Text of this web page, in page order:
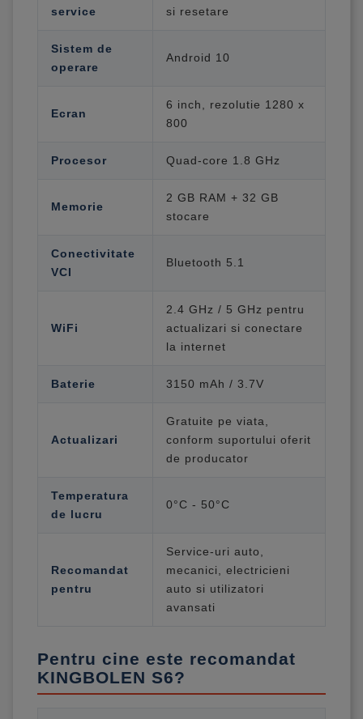
service
si resetare
Sistem de
operare
Android 10
Ecran
6 inch, rezolutie 1280 x
800
Procesor Quad-core 1.8 GHz
Memorie
2 GB RAM + 32 GB
stocare
Conectivitate
VCI
Bluetooth 5.1
WiFi
2.4 GHz / 5 GHz pentru
actualizari si conectare
la internet
Baterie 3150 mAh / 3.7V
Actualizari
Gratuite pe viata,
conform suportului oferit
de producator
Temperatura
de lucru
0°C - 50°C
Recomandat
pentru
Service-uri auto,
mecanici, electricieni
auto si utilizatori
avansati
Pentru cine este recomandat
KINGBOLEN S6?